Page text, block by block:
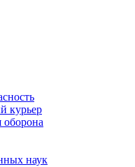
курьер
оборона
наук